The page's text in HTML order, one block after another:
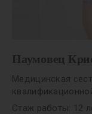
Наумовец
Медицинская
Стаж работы: 12